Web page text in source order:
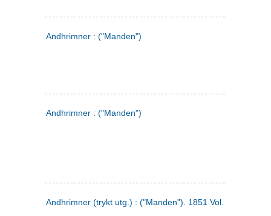
Andhrimner : ("Manden")
Andhrimner : ("Manden")
Andhrimner (trykt utg.) : ("Manden"). 1851 Vol. 2 Nr. 1